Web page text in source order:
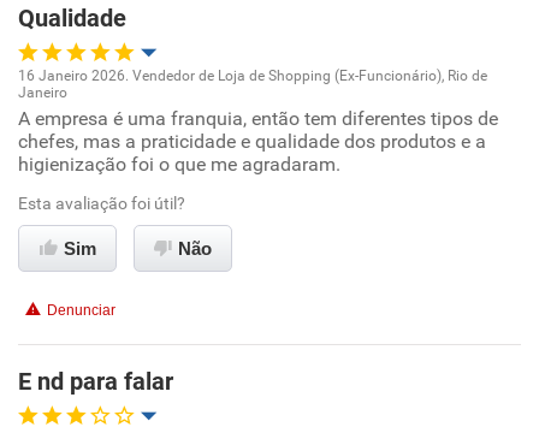
Ambiente de trabalho
Conciliação com a vida familiar
Benefícios
Recomenda esta empresa
Qualidade
Oportunidade de promoção
Ambiente de trabalho
Conciliação com a vida familiar
Recomenda esta empresa
Recomenda a diretoria
16 Janeiro 2026. Vendedor de Loja de Shopping (Ex-Funcionário), Rio de
Janeiro
A empresa é uma franquia, então tem diferentes tipos de
chefes, mas a praticidade e qualidade dos produtos e a
higienização foi o que me agradaram.
Esta avaliação foi útil?
Sim Não
Denunciar
E nd para falar